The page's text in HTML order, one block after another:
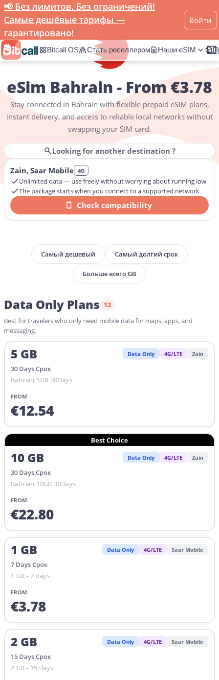
📢 Без лимитов. Без ограничений!
Самые дешёвые тарифы —
гарантировано!
Войти
Bitcall OS Стать реселлером Наши eSIM
Home eSIM
eSim Bahrain - From €3.78
Get instant mobile data inBahrainwithout swapping SIM cards
Stay connected in Bahrain with flexible prepaid eSIM plans,
instant delivery, and access to reliable local networks without
swapping your SIM card.
Looking for another destination ?
Zain, Saar Mobile 4G
Unlimited data — use freely without worrying about running low
The package starts when you connect to a supported network
Check compatibility
Самый дешевый Самый долгий срок
Больше всего GB
Data Only Plans 12
Best for travelers who only need mobile data for maps, apps, and
messaging.
5 GB Data Only 4G/LTE Zain
30 DaysСрок
Bahrain 5GB 30Days
FROM
€12.54
Best Choice
10 GB Data Only 4G/LTE Zain
30 DaysСрок
Bahrain 10GB 30Days
FROM
€22.80
1 GB Data Only 4G/LTE Saar Mobile
7 DaysСрок
1 GB - 7 days
FROM
€3.78
2 GB Data Only 4G/LTE Saar Mobile
15 DaysСрок
2 GB - 15 days